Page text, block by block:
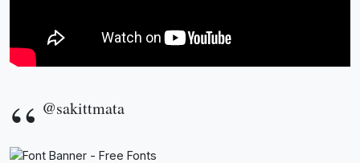
@sakittmata